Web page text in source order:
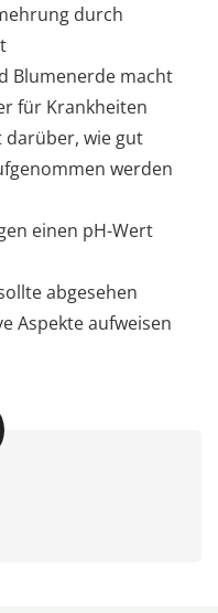
durch
Blumenerde macht
für Krankheiten
darüber, wie gut
werden
einen pH-Wert
abgesehen
Aspekte aufweisen